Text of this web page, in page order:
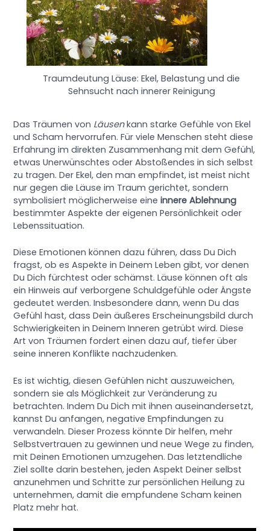
Traumdeutung Läuse: Ekel, Belastung und die
Sehnsucht nach innerer Reinigung
Das Träumen von Läusenkann starke Gefühle von Ekel
und Scham hervorrufen. Für viele Menschen steht diese
Erfahrung im direkten Zusammenhang mit dem Gefühl,
etwas Unerwünschtes oder Abstoßendes in sich selbst
zu tragen. Der Ekel, den man empfindet, ist meist nicht
nur gegen die Läuse im Traum gerichtet, sondern
symbolisiert möglicherweise eineinnere Ablehnung
bestimmter Aspekte der eigenen Persönlichkeit oder
Lebenssituation.
Diese Emotionen können dazu führen, dass Du Dich
fragst, ob es Aspekte in Deinem Leben gibt, vor denen
Du Dich fürchtest oder schämst. Läuse können oft als
ein Hinweis auf verborgene Schuldgefühle oder Ängste
gedeutet werden. Insbesondere dann, wenn Du das
Gefühl hast, dass Dein äußeres Erscheinungsbild durch
Schwierigkeiten in Deinem Inneren getrübt wird. Diese
Art von Träumen fordert einen dazu auf, tiefer über
seine inneren Konflikte nachzudenken.
Es ist wichtig, diesen Gefühlen nicht auszuweichen,
sondern sie als Möglichkeit zur Veränderung zu
betrachten. Indem Du Dich mit ihnen auseinandersetzt,
kannst Du anfangen, negative Empfindungen zu
verwandeln. Dieser Prozess könnte Dir helfen, mehr
Selbstvertrauen zu gewinnen und neue Wege zu finden,
mit Deinen Emotionen umzugehen. Das letztendliche
Ziel sollte darin bestehen, jeden Aspekt Deiner selbst
anzunehmen und Schritte zur persönlichen Heilung zu
unternehmen, damit die empfundene Scham keinen
Platz mehr hat.